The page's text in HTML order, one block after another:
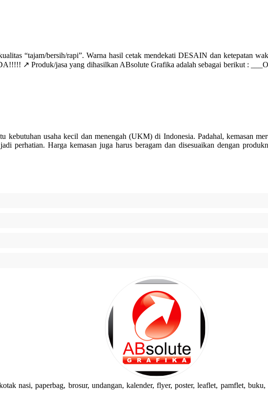
“tajam/bersih/rapi”. Warna hasil cetak mendekati DESAIN dan ketepatan
↗️ Produk/jasa yang dihasilkan ABsolute Grafika adalah sebagai berikut :
usaha kecil dan menengah (UKM) di Indonesia. Padahal, kemasan
perhatian. Harga kemasan juga harus beragam dan disesuaikan dengan
nasi, paperbag, brosur, undangan, kalender, flyer, poster, leaflet, pamflet,